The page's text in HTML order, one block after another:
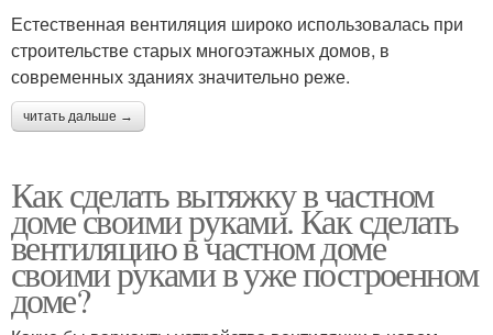
Естественная вентиляция широко использовалась при
строительстве старых многоэтажных домов, в
современных зданиях значительно реже.
читать дальше →
Как сделать вытяжку в частном
доме своими руками. Как сделать
вентиляцию в частном доме
своими руками в уже построенном
доме?